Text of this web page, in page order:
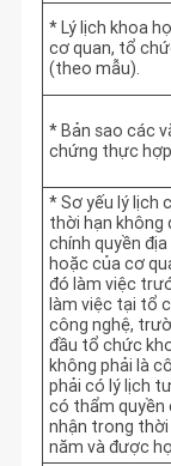
* Lý lịch khoa
cơ quan, tổ
(theo mẫu).
* Bản sao các
chứng thực
* Sơ yếu lý lịch
thời hạn không
chính quyền
hoặc của cơ
đó làm việc
làm việc tại tổ
công nghệ,
đầu tổ chức
không phải là
phải có lý lịch
có thẩm quyền
nhận trong thời
năm và được